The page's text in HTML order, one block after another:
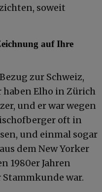
soweit
auf Ihre
zur Schweiz,
haben Elho in Zürich
und er war wegen
oft in
und einmal sogar
dem New Yorker
1980er Jahren
war.